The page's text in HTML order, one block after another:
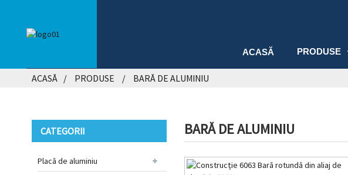
ACASĂ PRODUSE
ACASĂ PRODUSE BARĂ DE ALUMINIU
CATEGORII
Placă de aluminiu
BARĂ DE ALUMINIU